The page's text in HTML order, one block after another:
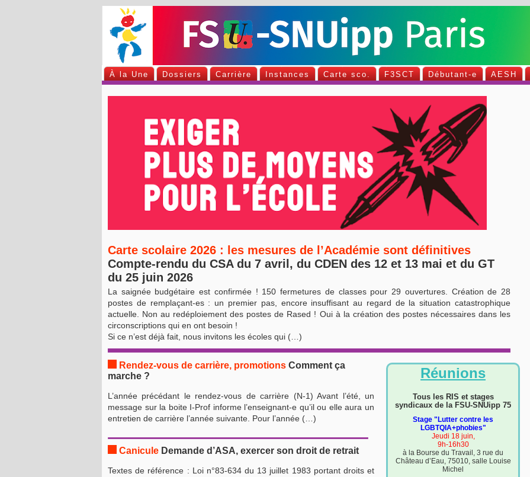
À la Une Dossiers Carrière Instances Carte sco. F3SCT Débutant-e AESH
Carte scolaire 2026 : les mesures de l’Académie sont définitives
Compte-rendu du CSA du 7 avril, du CDEN des 12 et 13 mai et du GT
du 25 juin 2026
La saignée budgétaire est confirmée ! 150 fermetures de classes pour 29 ouvertures. Création de 28
postes de remplaçant-es : un premier pas, encore insuffisant au regard de la situation catastrophique
actuelle. Non au redéploiement des postes de Rased ! Oui à la création des postes nécessaires dans les
circonscriptions qui en ont besoin !
Si ce n’est déjà fait, nous invitons les écoles qui (…)
Réunions
Tous les RIS et stages
syndicaux de la FSU-SNUipp 75
Stage "Lutter contre les
LGBTQIA+phobies"
Jeudi 18 juin,
9h-16h30
à la Bourse du Travail, 3 rue du
Château d’Eau, 75010, salle Louise
Michel
Rendez-vous de carrière, promotions Comment ça
marche ?
L’année précédant le rendez-vous de carrière (N-1) Avant l’été, un
message sur la boite I-Prof informe l’enseignant-e qu’il ou elle aura un
entretien de carrière l’année suivante. Pour l’année (…)
Canicule Demande d’ASA, exercer son droit de retrait
Textes de référence : Loi n°83-634 du 13 juillet 1983 portant droits et